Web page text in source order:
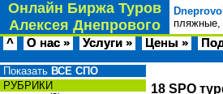
Онлайн Биржа Туров
Алексея Днепрового
пляжные,
^ О нас » Услуги » Цены »
Показать ВСЕ СПО
РУБРИКИ
18 SPO